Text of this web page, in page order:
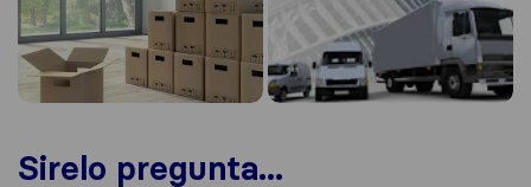
Sirelo pregunta...